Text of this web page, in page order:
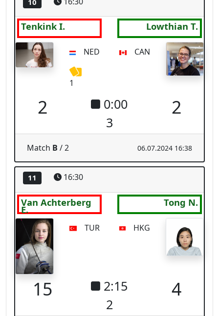
11 16:30
Van Achterberg
E.
Tong N.
TUR
15
2:15
2
4
Match B / 3 06.07.2024 16:36
12 16:30
Sakurai A. Ilminskaya A.
JPN NPA
14 15
Match 06.07.2024 16:38